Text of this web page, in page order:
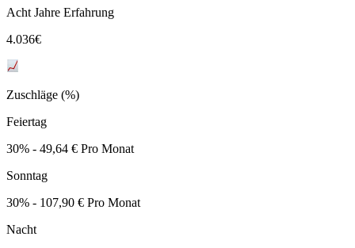
Acht Jahre Erfahrung
4.036€
Zuschläge (%)
Feiertag
30% - 49,64 € Pro Monat
Sonntag
30% - 107,90 € Pro Monat
Nacht